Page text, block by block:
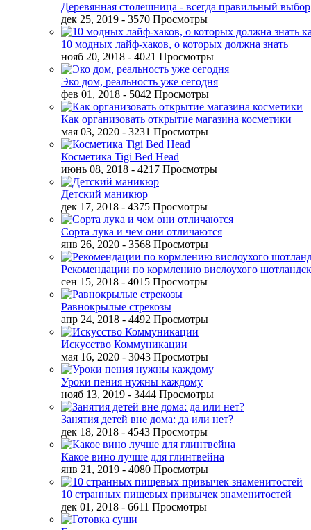
Деревянная столешница - всегда правильный выбор
дек 25, 2019 - 3570 Просмотры
10 модных лайф-хаков, о которых должна знать
нояб 20, 2018 - 4021 Просмотры
Эко дом, реальность уже сегодня
фев 01, 2018 - 5042 Просмотры
Как организовать открытие магазина косметики
мая 03, 2020 - 3231 Просмотры
Косметика Tigi Bed Head
июнь 08, 2018 - 4217 Просмотры
Детский маникюр
дек 17, 2018 - 4375 Просмотры
Сорта лука и чем они отличаются
янв 26, 2020 - 3568 Просмотры
Рекомендации по кормлению вислоухого
сен 15, 2018 - 4015 Просмотры
Равнокрылые стрекозы
апр 24, 2018 - 4492 Просмотры
Искусство Коммуникации
мая 16, 2020 - 3043 Просмотры
Уроки пения нужны каждому
нояб 13, 2019 - 3444 Просмотры
Занятия детей вне дома: да или нет?
дек 18, 2018 - 4543 Просмотры
Какое вино лучше для глинтвейна
янв 21, 2019 - 4080 Просмотры
10 странных пищевых привычек знаменитостей
дек 01, 2018 - 6611 Просмотры